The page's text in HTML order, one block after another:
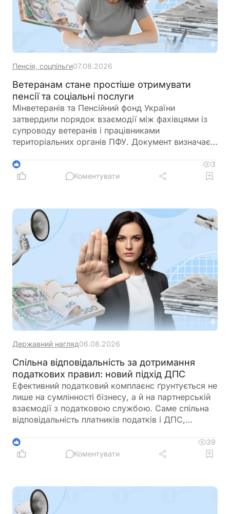
Пенсія, соцпільги07.08.2026
Ветеранам стане простіше отримувати
пенсії та соціальні послуги
Мінветеранів та Пенсійний фонд України
затвердили порядок взаємодії між фахівцями із
супроводу ветеранів і працівниками
територіальних органів ПФУ. Документ визначає
ветеранам, військовослужбовцям, їхнім родинам
та іншим категоріям осіб. Це має прискорити
1
3
Коментувати
Державний нагляд06.08.2026
Спільна відповідальність за дотримання
податкових правил: новий підхід ДПС
Ефективний податковий комплаєнс ґрунтується не
лише на сумлінності бізнесу, а й на партнерській
взаємодії з податковою службою. Саме спільна
відповідальність платників податків і ДПС,
підтримка допомагають мінімізувати податкові
ризики та запобігати порушенням ще до їх
1
39
Коментувати